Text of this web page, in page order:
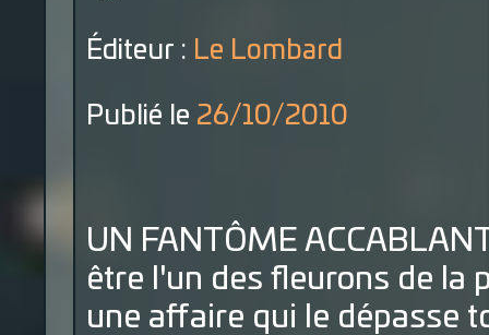
Éditeur : Le Lombard
Publié le 26/10/2010
UN FANTÔME
être l'un des fleurons de la
une affaire qui le dépasse